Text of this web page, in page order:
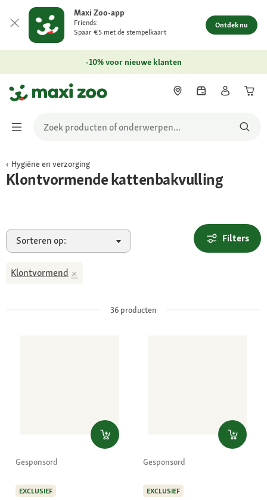
Maxi Zoo-app
Friends:
Spaar €5 met de stempelkaart
Ontdek nu
-10% voor nieuwe klanten
Hygiëne en verzorging
Klontvormende kattenbakvulling
Bestel nu
Sorteren op: Filters
Klontvormend
36 producten
Gesponsord
EXCLUSIEF
Gesponsord
EXCLUSIEF